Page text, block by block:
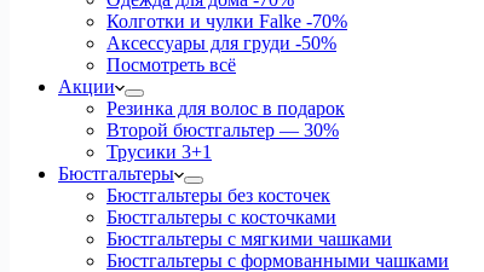
Колготки и чулки Falke -70%
Аксессуары для груди -50%
Посмотреть всё
Акции
Резинка для волос в подарок
Второй бюстгальтер — 30%
Трусики 3+1
Бюстгальтеры
Бюстгальтеры без косточек
Бюстгальтеры с косточками
Бюстгальтеры с мягкими чашками
Бюстгальтеры с формованными чашками